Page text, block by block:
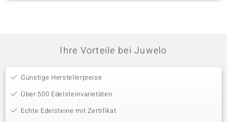
Ihre Vorteile bei Juwelo
Günstige Herstellerpreise
Über 500 Edelsteinvarietäten
Echte Edelsteine mit Zertifikat